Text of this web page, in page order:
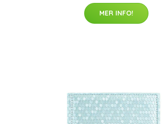
MER INFO!